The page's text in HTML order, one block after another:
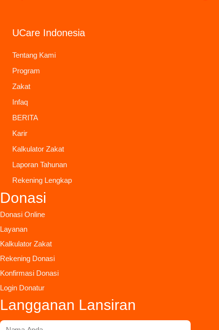
UCare Indonesia
Tentang Kami
Program
Zakat
Infaq
BERITA
Karir
Kalkulator Zakat
Laporan Tahunan
Rekening Lengkap
Donasi
Donasi Online
Layanan
Kalkulator Zakat
Rekening Donasi
Konfirmasi Donasi
Login Donatur
Langganan Lansiran